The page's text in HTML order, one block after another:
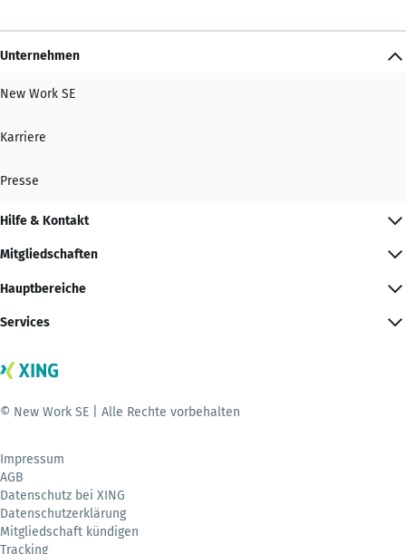
Unternehmen
New Work SE
Karriere
Presse
Hilfe & Kontakt
Mitgliedschaften
Hauptbereiche
Services
© New Work SE | Alle Rechte vorbehalten
Impressum
AGB
Datenschutz bei XING
Datenschutzerklärung
Mitgliedschaft kündigen
Tracking